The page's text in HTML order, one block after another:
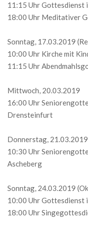
11:15 Uhr Gottesdienst
18:00 Uhr Meditativer
Sonntag, 17.03.2019
10:00 Uhr Kirche mit
11:15 Uhr
Mittwoch, 20.03.2019
16:00 Uhr
Drensteinfurt
Donnerstag, 21.03.2019
10:30 Uhr
Ascheberg
Sonntag, 24.03.2019
10:00 Uhr Gottesdienst
18:00 Uhr